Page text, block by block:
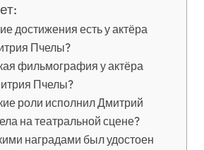
достижения есть у актёра
Пчелы?
фильмография у актёра
Пчелы?
роли исполнил Дмитрий
на театральной сцене?
наградами был удостоен